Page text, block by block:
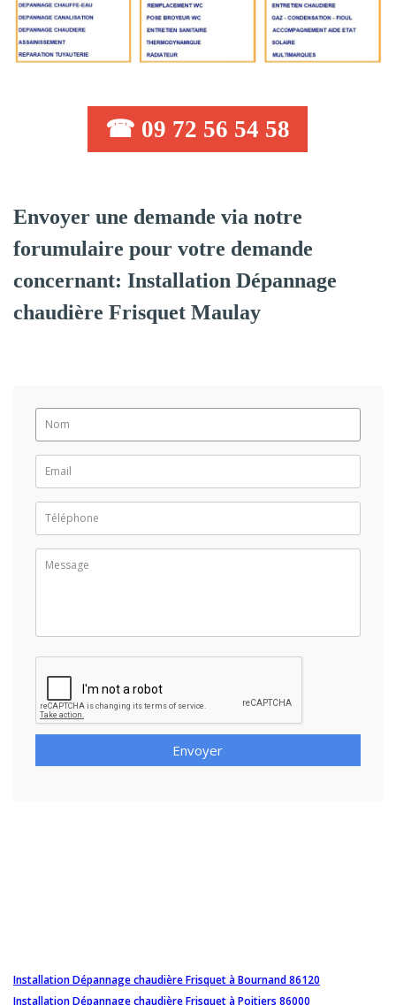
☎ 09 72 56 54 58
Envoyer une demande via notre
forumulaire pour votre demande
concernant: Installation Dépannage
chaudière Frisquet Maulay
Envoyer
Installation Dépannage chaudière Frisquet à Bournand 86120
Installation Dépannage chaudière Frisquet à Poitiers 86000